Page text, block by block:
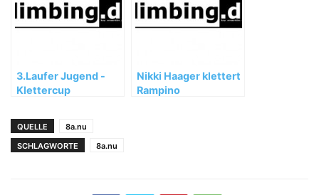
3.Laufer Jugend -
Klettercup
Nikki Haager klettert
Rampino
QUELLE
8a.nu
SCHLAGWORTE
8a.nu